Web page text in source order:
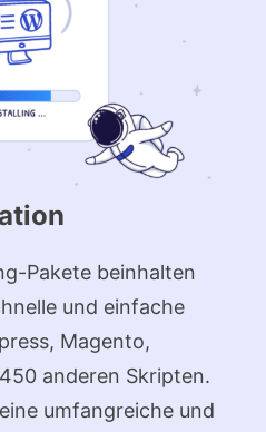
Pakete beinhalten
und einfache
Magento,
anderen Skripten.
umfangreiche und